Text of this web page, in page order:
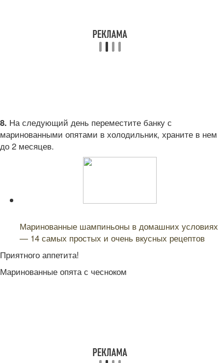
8. На следующий день переместите банку с
маринованными опятами в холодильник, храните в нем
до 2 месяцев.
Маринованные шампиньоны в домашних условиях
— 14 самых простых и очень вкусных рецептов
Приятного аппетита!
Маринованные опята с чесноком